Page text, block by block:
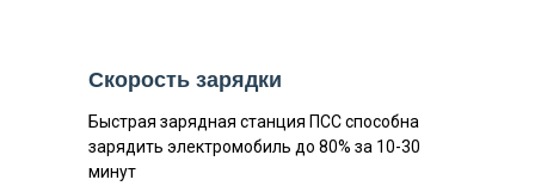
Быстрая зарядная станция ПСС способна
зарядить электромобиль до 80% за 10-30
минут
Скорость зарядки